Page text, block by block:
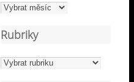
Archivy
Rubriky
Rubriky